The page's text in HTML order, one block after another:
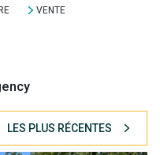
VENTE
LES PLUS RÉCENTES